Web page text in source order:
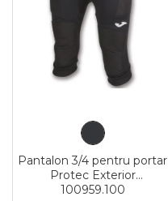
Pantalon 3/4 pentru portar
Protec Exterior
100959.100